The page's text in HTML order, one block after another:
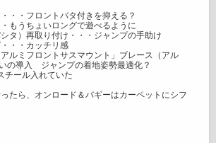
・・フロントバタ付きを抑える？
もうちょいロングで遊べるように
タ）再取り付け・・・ジャンプの手助け
・・カッチリ感
ルミフロントサスマウント」ブレース（アル
の導入 ジャンプの着地姿勢最適化？
ール入れていた
たら、オンロード＆バギーはカーペットにシフ